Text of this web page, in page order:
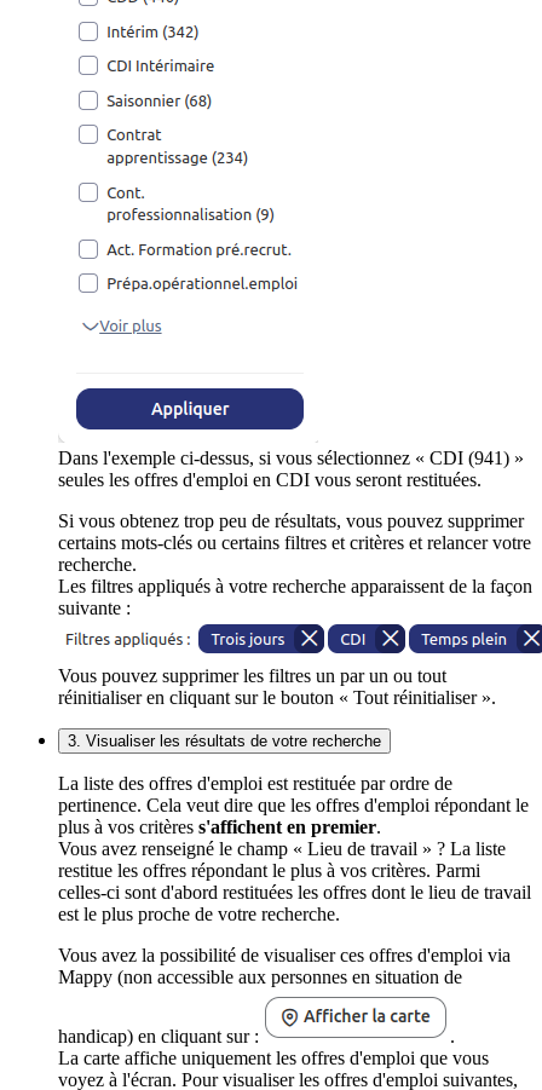
Dans l'exemple ci-dessus, si vous sélectionnez « CDI (941) »
seules les offres d'emploi en CDI vous seront restituées.
Si vous obtenez trop peu de résultats, vous pouvez supprimer
certains mots-clés ou certains filtres et critères et relancer votre
recherche.
Les filtres appliqués à votre recherche apparaissent de la façon
suivante :
Vous pouvez supprimer les filtres un par un ou tout
réinitialiser en cliquant sur le bouton « Tout réinitialiser ».
3. Visualiser les résultats de votre recherche
La liste des offres d'emploi est restituée par ordre de
pertinence. Cela veut dire que les offres d'emploi répondant le
plus à vos critères s'affichent en premier.
Vous avez renseigné le champ « Lieu de travail » ? La liste
restitue les offres répondant le plus à vos critères. Parmi
celles-ci sont d'abord restituées les offres dont le lieu de travail
est le plus proche de votre recherche.
Vous avez la possibilité de visualiser ces offres d'emploi via
Mappy (non accessible aux personnes en situation de
handicap) en cliquant sur :
.
La carte affiche uniquement les offres d'emploi que vous
voyez à l'écran. Pour visualiser les offres d'emploi suivantes,